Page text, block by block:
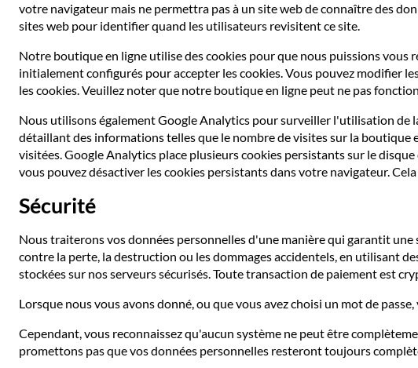
votre navigateur mais ne permettra pas à un site web de connaître des
sites web pour identifier quand les utilisateurs revisitent ce site.
Notre boutique en ligne utilise des cookies pour que nous puissions
initialement configurés pour accepter les cookies. Vous pouvez modifier
les cookies. Veuillez noter que notre boutique en ligne peut ne pas
Nous utilisons également Google Analytics pour surveiller l'utilisation de
détaillant des informations telles que le nombre de visites sur la boutique
visitées. Google Analytics place plusieurs cookies persistants sur le
vous pouvez désactiver les cookies persistants dans votre navigateur.
Sécurité
Nous traiterons vos données personnelles d'une manière qui garantit
contre la perte, la destruction ou les dommages accidentels, en utilisant
stockées sur nos serveurs sécurisés. Toute transaction de paiement est
Lorsque nous vous avons donné, ou que vous avez choisi un mot de
Cependant, vous reconnaissez qu'aucun système ne peut être
promettons pas que vos données personnelles resteront toujours